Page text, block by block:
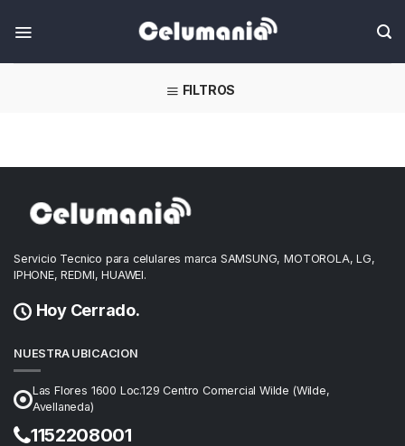
FILTROS
Servicio Tecnico para celulares marca SAMSUNG, MOTOROLA, LG,
IPHONE, REDMI, HUAWEI.
Hoy Cerrado.
NUESTRA UBICACION
Las Flores 1600 Loc.129 Centro Comercial Wilde (Wilde,
Avellaneda)
1152208001